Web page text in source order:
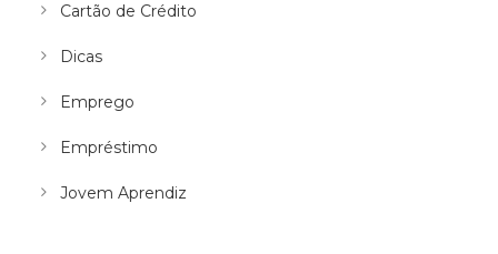
Cartão de Crédito
Dicas
Emprego
Empréstimo
Jovem Aprendiz